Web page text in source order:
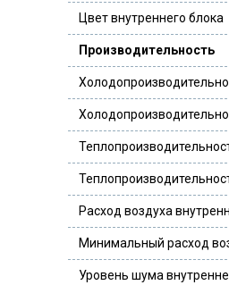
Цвет внутреннего блока
Производительность
Расход воздуха
Минимальный расход
Уровень шума